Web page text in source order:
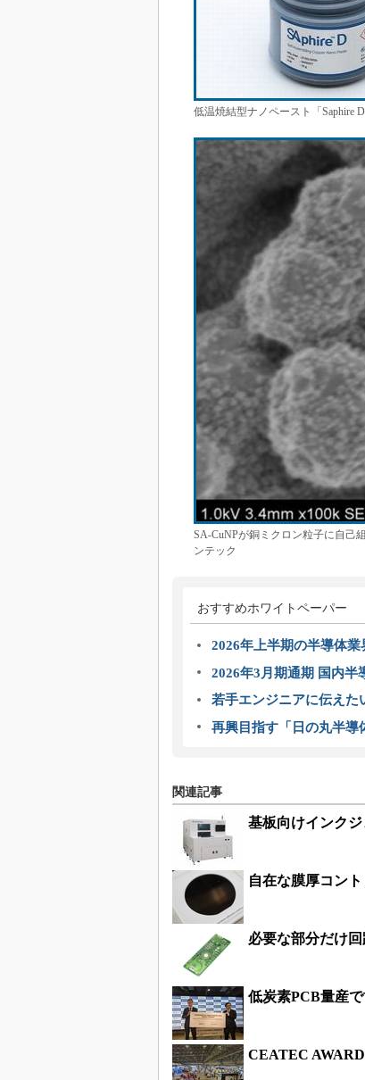
低温焼結型ナノペースト「Saphire
SA-CuNPが銅ミクロン粒子に自己
ンテック
おすすめホワイトペーパー
2026年上半期の半導体
2026年3月期通期 国内半
若手エンジニアに伝えた
再興目指す「日の丸半導
関連記事
基板向けインク
自在な膜厚コン
必要な部分だけ
低炭素PCB量産
CEATEC